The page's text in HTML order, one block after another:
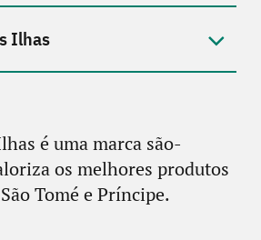
Ilhas
é uma marca são-
os melhores produtos
Tomé e Príncipe.